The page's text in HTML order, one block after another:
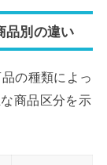
別の違い
の種類によっ
商品区分を示